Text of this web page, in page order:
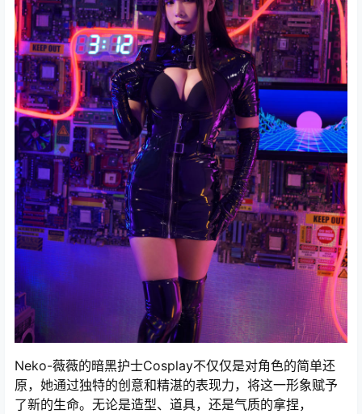
Neko-薇薇的暗黑护士Cosplay不仅仅是对角色的简单还
原，她通过独特的创意和精湛的表现力，将这一形象赋予
了新的生命。无论是造型、道具，还是气质的拿捏，